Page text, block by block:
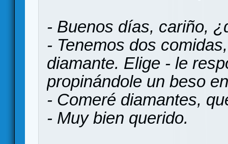
- Buenos días, cariño,
- Tenemos dos
diamante. Elige - le
propinándole un beso
- Comeré diamantes,
- Muy bien querido.